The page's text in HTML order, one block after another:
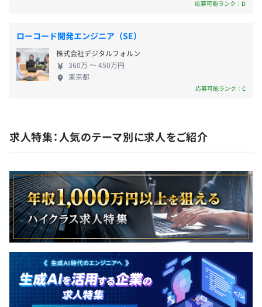
有期雇用
契約更新の有無・契約期間の定め
あり(3ヶ月)
度、会社の契約状況により判断
契約更新の上限
更新3回まで
試用期間あり：3カ月
※状況により変動する可能性あり
※試用期間中は契約社員
応募可能ランク：D
ローコード開発エンジニア（SE）
株式会社デジタルフォルン
360万 〜 450万円
東京都
応募可能ランク：C
求人特集：人気のテーマ別に求人をご紹介